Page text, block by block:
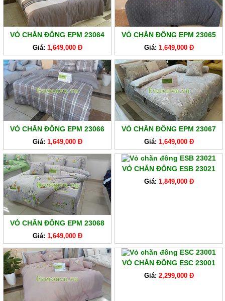
VỎ CHĂN ĐÔNG EPM 23064
Giá: 1,649,000 Đ
VỎ CHĂN ĐÔNG EPM 23065
Giá: 1,649,000 Đ
VỎ CHĂN ĐÔNG EPM 23066
Giá: 1,649,000 Đ
VỎ CHĂN ĐÔNG EPM 23067
Giá: 1,649,000 Đ
VỎ CHĂN ĐÔNG EPM 23068
Giá: 1,649,000 Đ
VỎ CHĂN ĐÔNG ESB 23021
Giá: 1,849,000 Đ
VỎ CHĂN ĐÔNG ESC 23001
Giá: 2,299,000 Đ